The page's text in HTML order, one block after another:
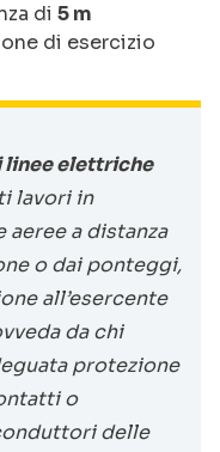
di 5 m
di esercizio
linee elettriche
lavori in
a distanza
o dai ponteggi,
all’esercente
da chi
protezione
o
delle